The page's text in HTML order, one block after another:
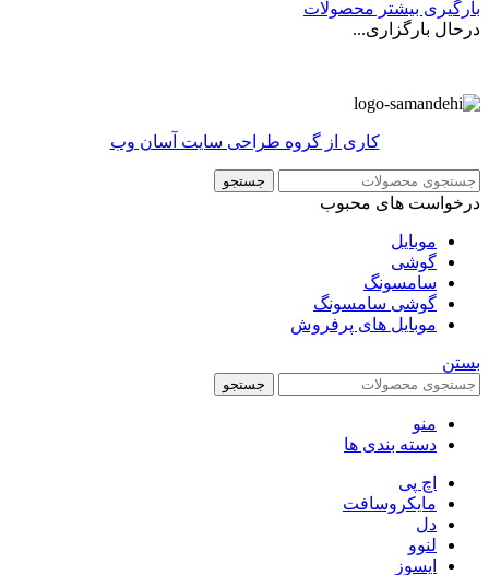
بارگیری بیشتر محصولات
درحال بارگزاری...
کاری از گروه طراحی سایت آسان وب
جستجو
درخواست های محبوب
موبایل
گوشی
سامسونگ
گوشی سامسونگ
موبایل های پرفروش
بستن
جستجو
منو
دسته بندی ها
اچ پی
مایکروسافت
دل
لنوو
ایسوز